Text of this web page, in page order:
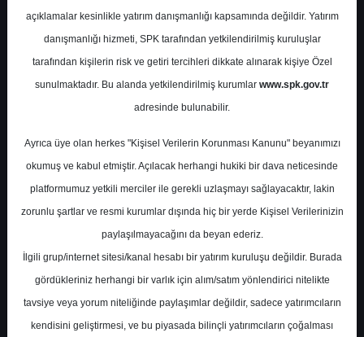
Yapı Kredi Yatırım
Rapor Detay
Bankacılık Sektörü
Yapı Kredi Yatırım 02 Aralık 2024
açıklamalar kesinlikle yatırım danışmanlığı kapsamında değildir. Yatırım
danışmanlığı hizmeti, SPK tarafından yetkilendirilmiş kuruluşlar
tarafından kişilerin risk ve getiri tercihleri dikkate alınarak kişiye Özel
sunulmaktadır. Bu alanda yetkilendirilmiş kurumlar www.spk.gov.tr
adresinde bulunabilir.
Ayrıca üye olan herkes "Kişisel Verilerin Korunması Kanunu" beyanımızı
okumuş ve kabul etmiştir. Açılacak herhangi hukiki bir dava neticesinde
platformumuz yetkili merciler ile gerekli uzlaşmayı sağlayacaktır, lakin
zorunlu şartlar ve resmi kurumlar dışında hiç bir yerde Kişisel Verilerinizin
paylaşılmayacağını da beyan ederiz.
İlgili grup/internet sitesi/kanal hesabı bir yatırım kuruluşu değildir. Burada
gördükleriniz herhangi bir varlık için alım/satım yönlendirici nitelikte
tavsiye veya yorum niteliğinde paylaşımlar değildir, sadece yatırımcıların
kendisini geliştirmesi, ve bu piyasada bilinçli yatırımcıların çoğalması